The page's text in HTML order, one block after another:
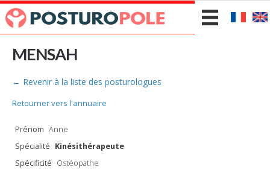
MENSAH
← Revenir à la liste des posturologues
Retourner vers l'annuaire
Prénom Anne
Spécialité Kinésithérapeute
Spécificité Ostéopathe